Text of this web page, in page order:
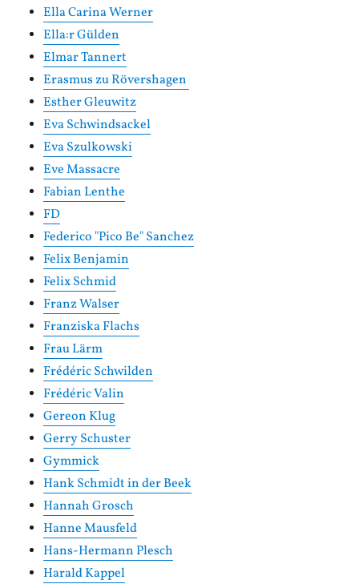
Ella Carina Werner
Ella:r Gülden
Elmar Tannert
Erasmus zu Rövershagen
Esther Gleuwitz
Eva Schwindsackel
Eva Szulkowski
Eve Massacre
Fabian Lenthe
FD
Federico "Pico Be" Sanchez
Felix Benjamin
Felix Schmid
Franz Walser
Franziska Flachs
Frau Lärm
Frédéric Schwilden
Frédéric Valin
Gereon Klug
Gerry Schuster
Gymmick
Hank Schmidt in der Beek
Hannah Grosch
Hanne Mausfeld
Hans-Hermann Plesch
Harald Kappel